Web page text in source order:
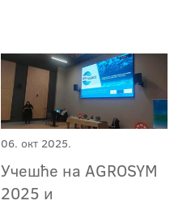
06. окт 2025.
Учешће на AGROSYM
2025 и